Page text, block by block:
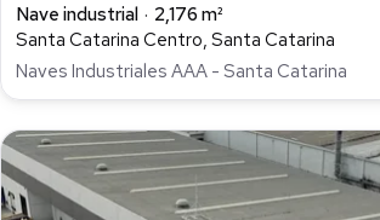
Nave industrial
2,176 m²
Santa Catarina Centro, Santa Catarina
Naves Industriales AAA - Santa Catarina